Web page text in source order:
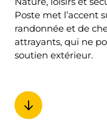
Poste met l’accent
randonnée et de
attrayants, qui ne
soutien extérieur.